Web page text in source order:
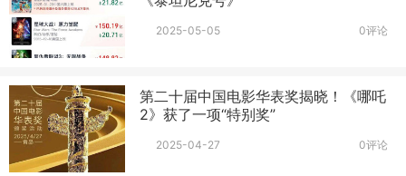
0评论
2025-05-05
第二十届中国电影华表奖揭晓！《哪吒
2》获了一项“特别奖”
0评论
2025-04-27